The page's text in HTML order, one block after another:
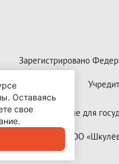
Зарегистрировано
Контактные данные для
Copyright (с) ООО
Оставаясь
свое